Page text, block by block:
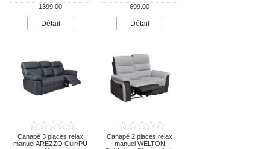
1399.00
Détail
699.00
Détail
Canapé 3 places relax
manuel AREZZO Cuir/PU
Canapé 2 places relax
manuel WELTON